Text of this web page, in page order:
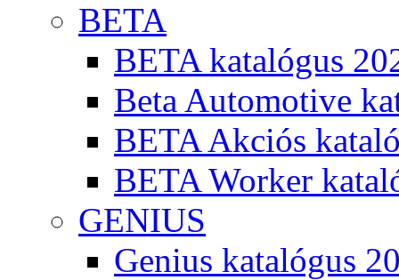
BETA
BETA katalógus
Beta Automotive
BETA Akciós
BETA Worker
GENIUS
Genius katalógus